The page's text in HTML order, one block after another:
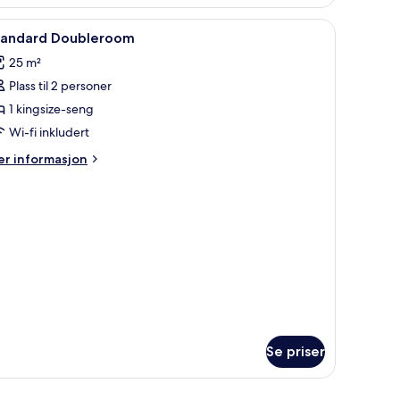
Skrivebord, skrivebord for bærbar PC,
5 Doubleroom
25 m²
Plass til 2 personer
1 kingsize-seng
Wi-fi inkludert
informasjon
Se priser